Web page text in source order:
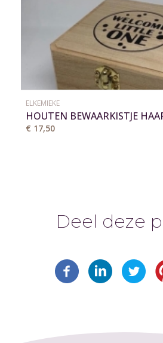
ELKEMIEKE
HOUTEN BEWAARKISTJE
MELKTANDJES
€ 17,50
Deel deze